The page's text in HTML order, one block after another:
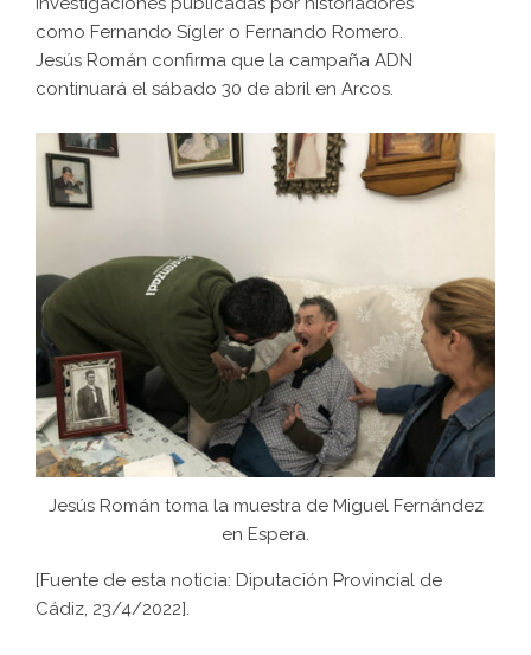
como Fernando Sígler o Fernando Romero.
Jesús Román confirma que la campaña ADN
continuará el sábado 30 de abril en Arcos.
Jesús Román toma la muestra de Miguel Fernández
en Espera.
[Fuente de esta noticia: Diputación Provincial de
Cádiz, 23/4/2022].